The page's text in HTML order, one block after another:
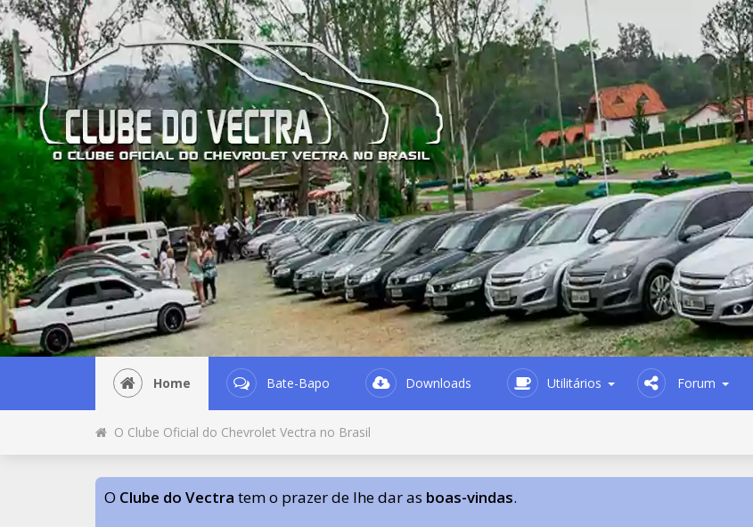
Home Bate-Bapo Downloads Utilitários Forum
O Clube Oficial do Chevrolet Vectra no Brasil
O Clube do Vectra tem o prazer de lhe dar as boas-vindas.